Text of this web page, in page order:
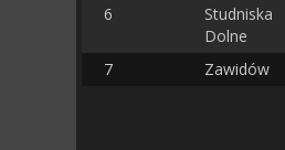
6
Studniska
Dolne
7 Zawidów